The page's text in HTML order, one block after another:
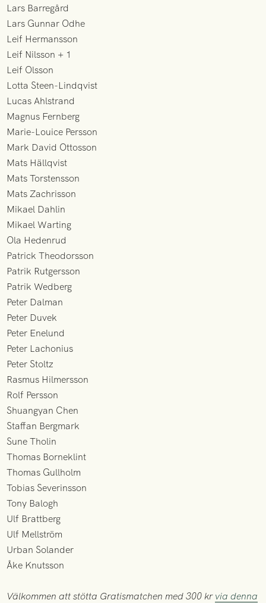
Lars Barregård
Lars Gunnar Odhe
Leif Hermansson
Leif Nilsson + 1
Leif Olsson
Lotta Steen-Lindqvist
Lucas Ahlstrand
Magnus Fernberg
Marie-Louice Persson
Mark David Ottosson
Mats Hällqvist
Mats Torstensson
Mats Zachrisson
Mikael Dahlin
Mikael Warting
Ola Hedenrud
Patrick Theodorsson
Patrik Rutgersson
Patrik Wedberg
Peter Dalman
Peter Duvek
Peter Enelund
Peter Lachonius
Peter Stoltz
Rasmus Hilmersson
Rolf Persson
Shuangyan Chen
Staffan Bergmark
Sune Tholin
Thomas Borneklint
Thomas Gullholm
Tobias Severinsson
Tony Balogh
Ulf Brattberg
Ulf Mellström
Urban Solander
Åke Knutsson
Välkommen att stötta Gratismatchen med 300 krvia denna